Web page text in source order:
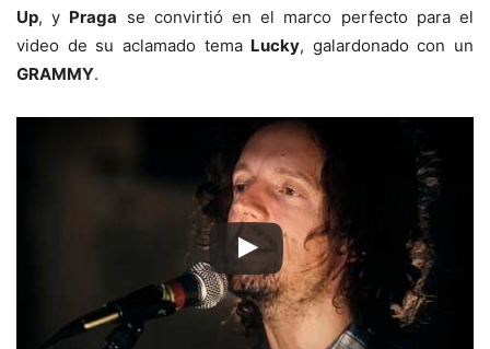
Up, y Praga se convirtió en el marco perfecto para el
video de su aclamado tema Lucky, galardonado con un
GRAMMY.